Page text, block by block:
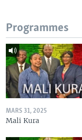
Programmes
MARS 31, 2025
Mali Kura